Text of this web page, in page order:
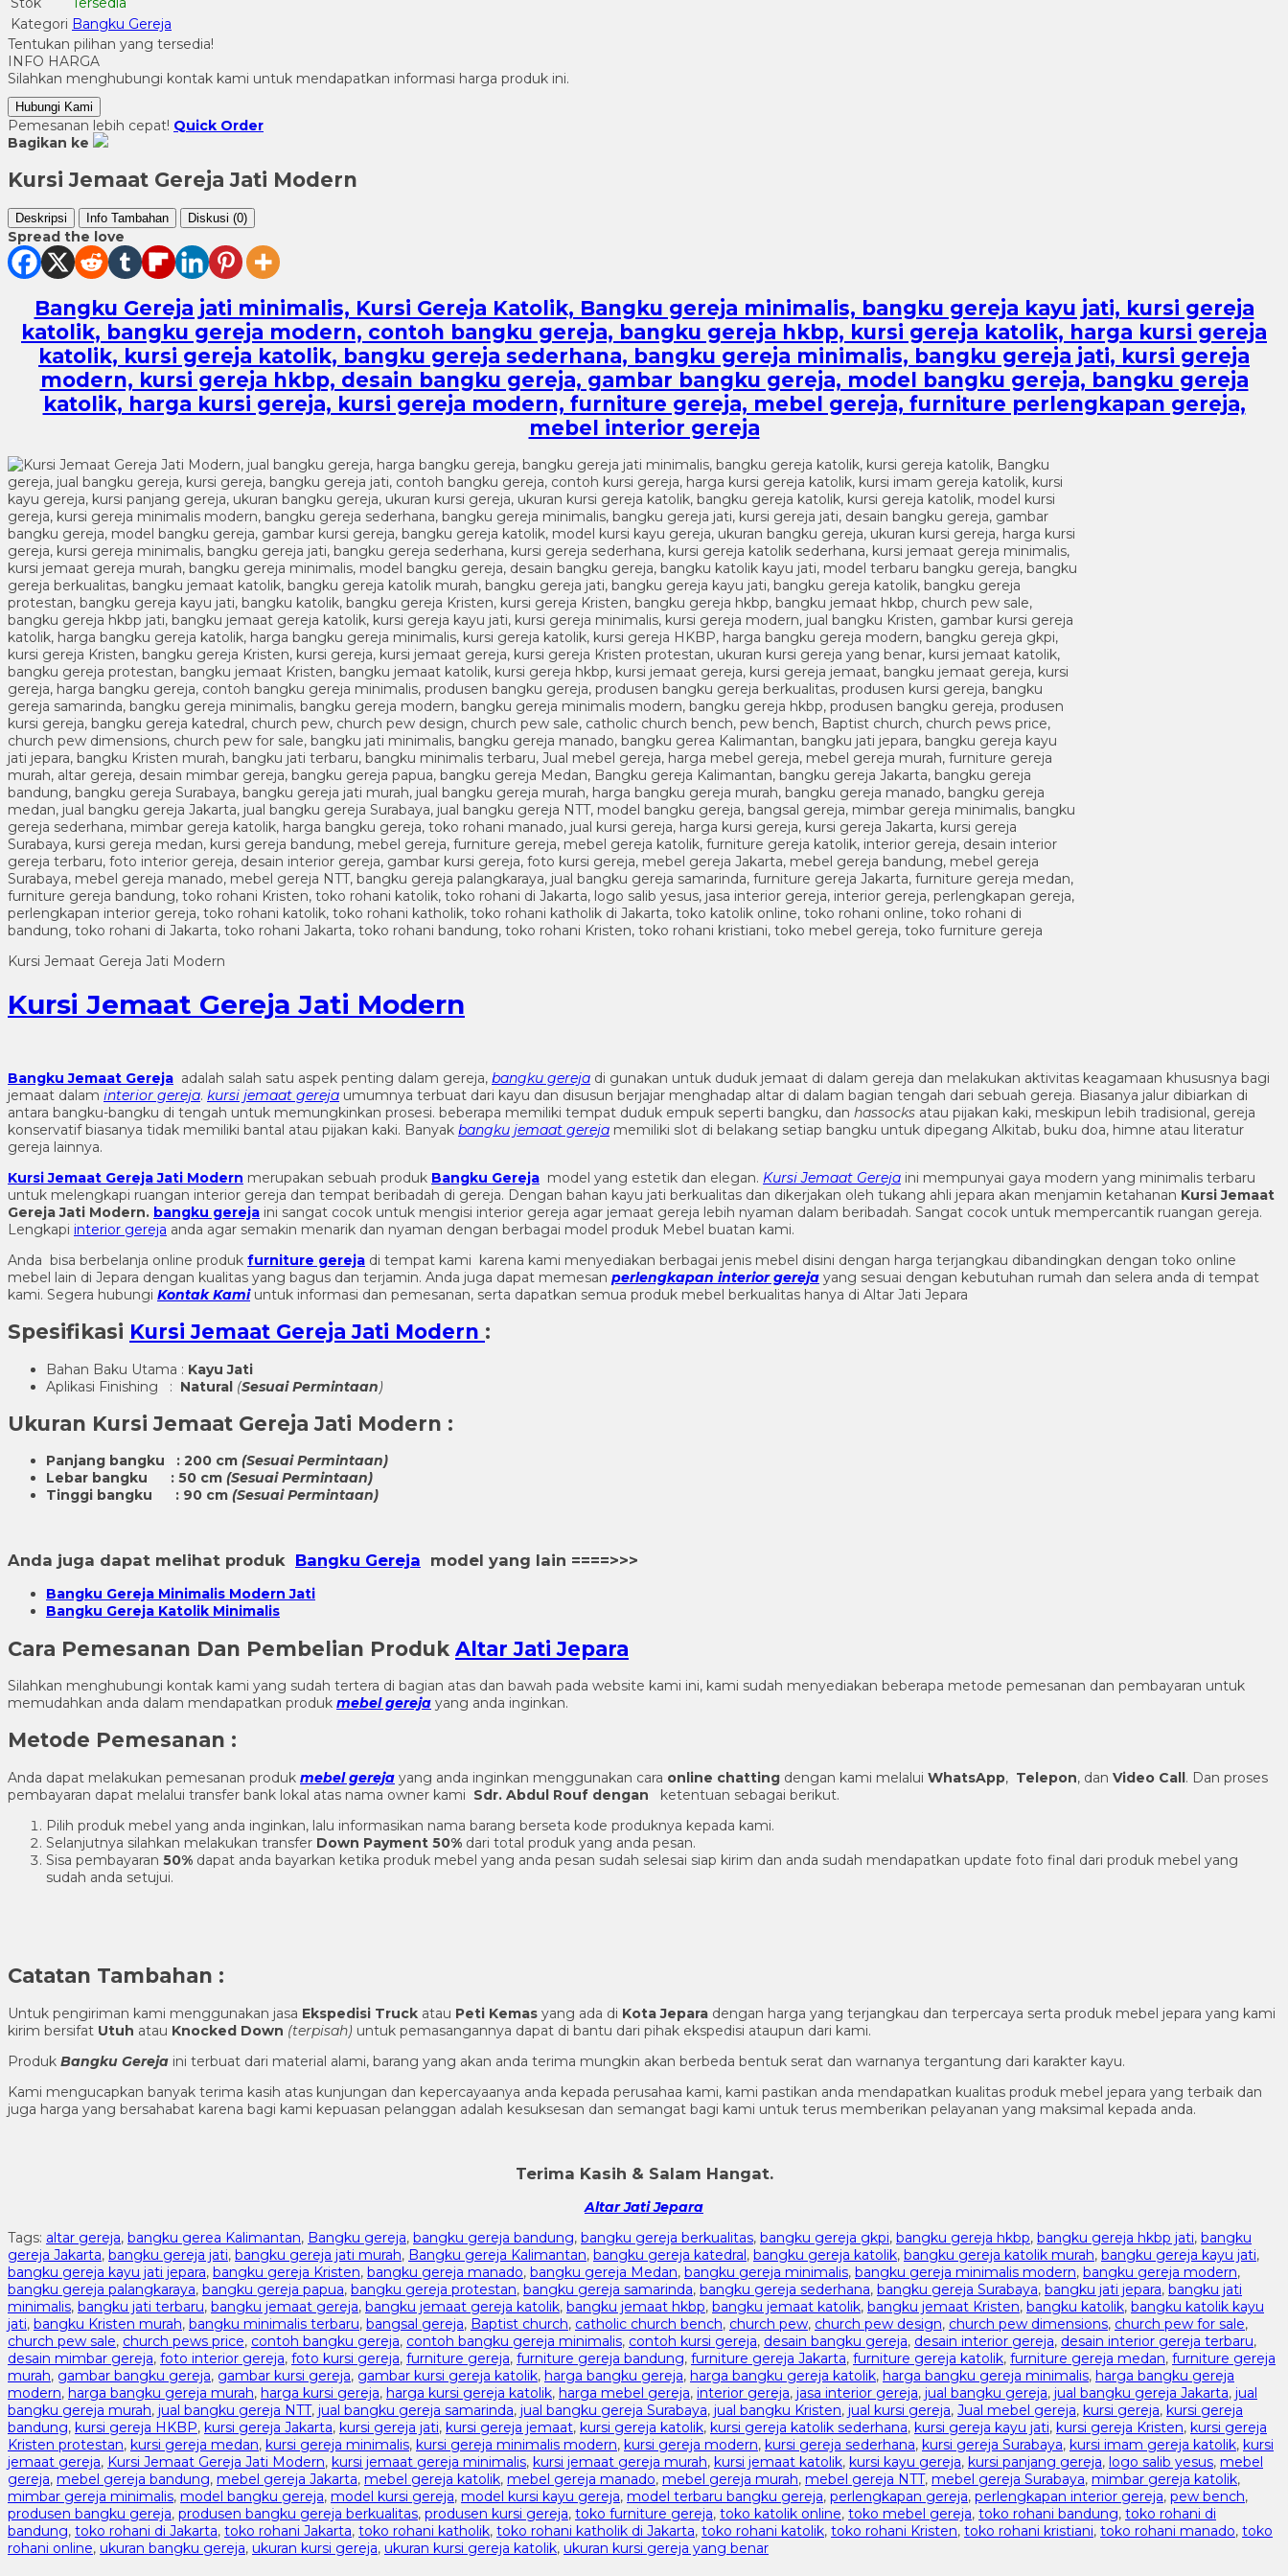
Kategori Bangku Gereja
Tentukan pilihan yang tersedia!
INFO HARGA
Silahkan menghubungi kontak kami untuk mendapatkan informasi harga produk ini.
Hubungi Kami
Pemesanan lebih cepat! Quick Order
Bagikan ke
Kursi Jemaat Gereja Jati Modern
Deskripsi Info Tambahan Diskusi (0)
Spread the love
Bangku Gereja jati minimalis, Kursi Gereja Katolik, Bangku gereja minimalis, bangku gereja kayu jati, kursi gereja
katolik, bangku gereja modern, contoh bangku gereja, bangku gereja hkbp, kursi gereja katolik, harga kursi gereja
katolik, kursi gereja katolik, bangku gereja sederhana, bangku gereja minimalis, bangku gereja jati, kursi gereja
modern, kursi gereja hkbp, desain bangku gereja, gambar bangku gereja, model bangku gereja, bangku gereja
katolik, harga kursi gereja, kursi gereja modern, furniture gereja, mebel gereja, furniture perlengkapan gereja,
mebel interior gereja
Kursi Jemaat Gereja Jati Modern
Kursi Jemaat Gereja Jati Modern
Bangku Jemaat Gereja adalah salah satu aspek penting dalam gereja, bangku gereja di gunakan untuk duduk jemaat di dalam gereja dan melakukan aktivitas keagamaan khususnya bagi
jemaat dalam interior gereja. kursi jemaat gereja umumnya terbuat dari kayu dan disusun berjajar menghadap altar di dalam bagian tengah dari sebuah gereja. Biasanya jalur dibiarkan di
antara bangku-bangku di tengah untuk memungkinkan prosesi. beberapa memiliki tempat duduk empuk seperti bangku, dan hassocks atau pijakan kaki, meskipun lebih tradisional, gereja
konservatif biasanya tidak memiliki bantal atau pijakan kaki. Banyak bangku jemaat gereja memiliki slot di belakang setiap bangku untuk dipegang Alkitab, buku doa, himne atau literatur
gereja lainnya.
Kursi Jemaat Gereja Jati Modern merupakan sebuah produk Bangku Gereja model yang estetik dan elegan. Kursi Jemaat Gereja ini mempunyai gaya modern yang minimalis terbaru
untuk melengkapi ruangan interior gereja dan tempat beribadah di gereja. Dengan bahan kayu jati berkualitas dan dikerjakan oleh tukang ahli jepara akan menjamin ketahanan Kursi Jemaat
Gereja Jati Modern. bangku gereja ini sangat cocok untuk mengisi interior gereja agar jemaat gereja lebih nyaman dalam beribadah. Sangat cocok untuk mempercantik ruangan gereja.
Lengkapi interior gereja anda agar semakin menarik dan nyaman dengan berbagai model produk Mebel buatan kami.
Anda bisa berbelanja online produk furniture gereja di tempat kami karena kami menyediakan berbagai jenis mebel disini dengan harga terjangkau dibandingkan dengan toko online
mebel lain di Jepara dengan kualitas yang bagus dan terjamin. Anda juga dapat memesan perlengkapan interior gereja yang sesuai dengan kebutuhan rumah dan selera anda di tempat
kami. Segera hubungi Kontak Kamiuntuk informasi dan pemesanan, serta dapatkan semua produk mebel berkualitas hanya di Altar Jati Jepara
Spesifikasi Kursi Jemaat Gereja Jati Modern :
Bahan Baku Utama : Kayu Jati
Aplikasi Finishing : Natural (Sesuai Permintaan)
Ukuran Kursi Jemaat Gereja Jati Modern :
Panjang bangku : 200 cm (Sesuai Permintaan)
Lebar bangku : 50 cm (Sesuai Permintaan)
Tinggi bangku : 90 cm (Sesuai Permintaan)
Anda juga dapat melihat produk Bangku Gereja model yang lain ====>>>
Bangku Gereja Minimalis Modern Jati
Bangku Gereja Katolik Minimalis
Cara Pemesanan Dan Pembelian Produk Altar Jati Jepara
Silahkan menghubungi kontak kami yang sudah tertera di bagian atas dan bawah pada website kami ini, kami sudah menyediakan beberapa metode pemesanan dan pembayaran untuk
memudahkan anda dalam mendapatkan produk mebel gereja yang anda inginkan.
Metode Pemesanan :
Anda dapat melakukan pemesanan produk mebel gereja yang anda inginkan menggunakan cara online chatting dengan kami melalui WhatsApp, Telepon, dan Video Call. Dan proses
pembayaran dapat melalui transfer bank lokal atas nama owner kami Sdr. Abdul Rouf dengan ketentuan sebagai berikut.
Pilih produk mebel yang anda inginkan, lalu informasikan nama barang berseta kode produknya kepada kami.
Selanjutnya silahkan melakukan transfer Down Payment 50% dari total produk yang anda pesan.
Sisa pembayaran 50% dapat anda bayarkan ketika produk mebel yang anda pesan sudah selesai siap kirim dan anda sudah mendapatkan update foto final dari produk mebel yang
sudah anda setujui.
Catatan Tambahan :
Untuk pengiriman kami menggunakan jasa Ekspedisi Truck atau Peti Kemas yang ada di Kota Jepara dengan harga yang terjangkau dan terpercaya serta produk mebel jepara yang kami
kirim bersifat Utuh atau Knocked Down (terpisah) untuk pemasangannya dapat di bantu dari pihak ekspedisi ataupun dari kami.
Produk Bangku Gereja ini terbuat dari material alami, barang yang akan anda terima mungkin akan berbeda bentuk serat dan warnanya tergantung dari karakter kayu.
Kami mengucapkan banyak terima kasih atas kunjungan dan kepercayaanya anda kepada perusahaa kami, kami pastikan anda mendapatkan kualitas produk mebel jepara yang terbaik dan
juga harga yang bersahabat karena bagi kami kepuasan pelanggan adalah kesuksesan dan semangat bagi kami untuk terus memberikan pelayanan yang maksimal kepada anda.
Terima Kasih & Salam Hangat.
Altar Jati Jepara
Tags: altar gereja, bangku gerea Kalimantan, Bangku gereja, bangku gereja bandung, bangku gereja berkualitas, bangku gereja gkpi, bangku gereja hkbp, bangku gereja hkbp jati, bangku
gereja Jakarta, bangku gereja jati, bangku gereja jati murah, Bangku gereja Kalimantan, bangku gereja katedral , bangku gereja katolik, bangku gereja katolik murah, bangku gereja kayu jati,
bangku gereja kayu jati jepara, bangku gereja Kristen, bangku gereja manado, bangku gereja Medan, bangku gereja minimalis, bangku gereja minimalis modern, bangku gereja modern,
bangku gereja palangkaraya, bangku gereja papua, bangku gereja protestan, bangku gereja samarinda, bangku gereja sederhana, bangku gereja Surabaya, bangku jati jepara, bangku jati
minimalis, bangku jati terbaru, bangku jemaat gereja, bangku jemaat gereja katolik, bangku jemaat hkbp, bangku jemaat katolik, bangku jemaat Kristen, bangku katolik, bangku katolik kayu
jati, bangku Kristen murah, bangku minimalis terbaru, bangsal gereja, Baptist church, catholic church bench, church pew, church pew design, church pew dimensions, church pew for sale,
church pew sale, church pews price, contoh bangku gereja, contoh bangku gereja minimalis, contoh kursi gereja, desain bangku gereja, desain interior gereja, desain interior gereja terbaru,
desain mimbar gereja, foto interior gereja, foto kursi gereja, furniture gereja, furniture gereja bandung, furniture gereja Jakarta, furniture gereja katolik, furniture gereja medan, furniture gereja
murah, gambar bangku gereja, gambar kursi gereja, gambar kursi gereja katolik, harga bangku gereja, harga bangku gereja katolik, harga bangku gereja minimalis, harga bangku gereja
modern, harga bangku gereja murah, harga kursi gereja, harga kursi gereja katolik, harga mebel gereja, interior gereja, jasa interior gereja, jual bangku gereja, jual bangku gereja Jakarta, jual
bangku gereja murah, jual bangku gereja NTT, jual bangku gereja samarinda, jual bangku gereja Surabaya, jual bangku Kristen, jual kursi gereja, Jual mebel gereja, kursi gereja, kursi gereja
bandung, kursi gereja HKBP, kursi gereja Jakarta, kursi gereja jati, kursi gereja jemaat, kursi gereja katolik, kursi gereja katolik sederhana, kursi gereja kayu jati, kursi gereja Kristen, kursi gereja
Kristen protestan, kursi gereja medan, kursi gereja minimalis, kursi gereja minimalis modern, kursi gereja modern, kursi gereja sederhana, kursi gereja Surabaya, kursi imam gereja katolik, kursi
jemaat gereja, Kursi Jemaat Gereja Jati Modern, kursi jemaat gereja minimalis, kursi jemaat gereja murah, kursi jemaat katolik, kursi kayu gereja, kursi panjang gereja, logo salib yesus, mebel
gereja, mebel gereja bandung, mebel gereja Jakarta, mebel gereja katolik, mebel gereja manado, mebel gereja murah, mebel gereja NTT, mebel gereja Surabaya, mimbar gereja katolik,
mimbar gereja minimalis, model bangku gereja, model kursi gereja, model kursi kayu gereja, model terbaru bangku gereja, perlengkapan gereja, perlengkapan interior gereja, pew bench,
produsen bangku gereja, produsen bangku gereja berkualitas, produsen kursi gereja, toko furniture gereja, toko katolik online, toko mebel gereja, toko rohani bandung, toko rohani di
bandung, toko rohani di Jakarta, toko rohani Jakarta, toko rohani katholik, toko rohani katholik di Jakarta, toko rohani katolik, toko rohani Kristen, toko rohani kristiani, toko rohani manado, toko
rohani online, ukuran bangku gereja, ukuran kursi gereja, ukuran kursi gereja katolik, ukuran kursi gereja yang benar